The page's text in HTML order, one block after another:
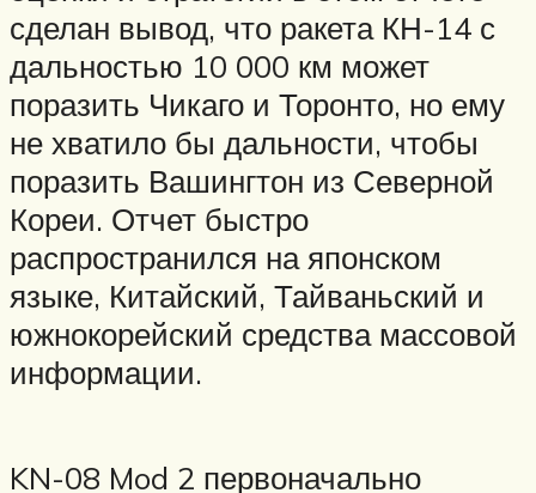
сделан вывод, что ракета КН-14 с
дальностью 10 000 км может
поразить Чикаго и Торонто, но ему
не хватило бы дальности, чтобы
поразить Вашингтон из Северной
Кореи. Отчет быстро
распространился на японском
языке, Китайский, Тайваньский и
южнокорейский средства массовой
информации.
KN-08 Mod 2 первоначально